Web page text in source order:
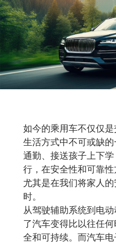
如今的乘用车不仅仅
生活方式中不可或缺
通勤、接送孩子上下
行，在安全性和可靠
尤其是在我们将家人
时。
从驾驶辅助系统到电
了汽车变得比以往任
全和可持续。而汽车